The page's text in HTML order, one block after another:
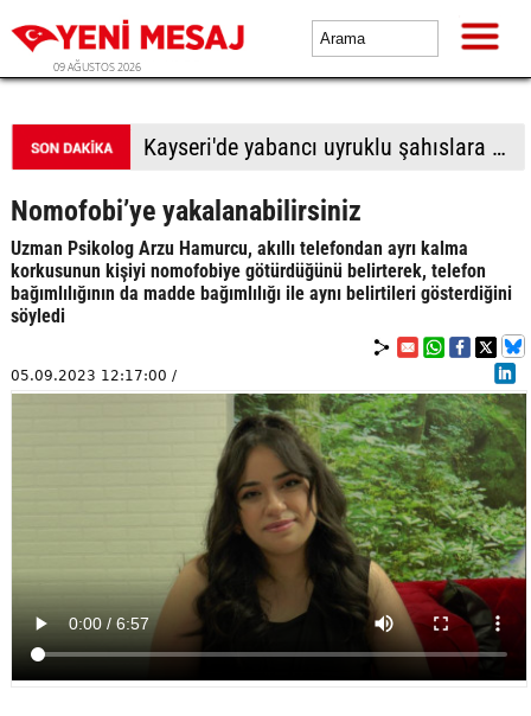
09 AĞUSTOS 2026
Kayseri'de yabancı uyruklu şahıslara biber gazı sıkıp bıçakladılar: 1 ölü, 1 yaralı
Nomofobi’ye yakalanabilirsiniz
Uzman Psikolog Arzu Hamurcu, akıllı telefondan ayrı kalma
korkusunun kişiyi nomofobiye götürdüğünü belirterek, telefon
bağımlılığının da madde bağımlılığı ile aynı belirtileri gösterdiğini
söyledi
05.09.2023 12:17:00 /